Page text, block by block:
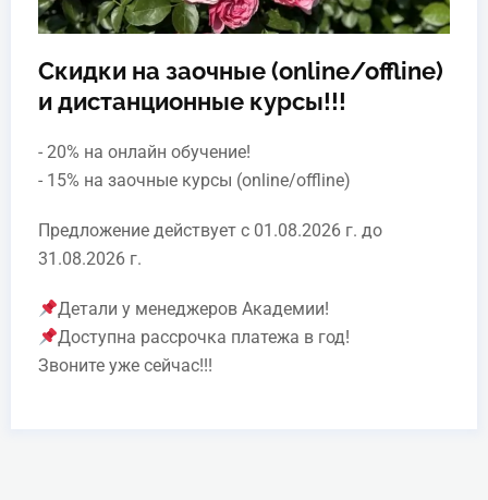
Скидки на заочные (online/offline)
и дистанционные курсы!!!
- 20% на онлайн обучение!
- 15% на заочные курсы (online/offline)
Предложение действует с 01.08.2026 г. до
31.08.2026 г.
Детали у менеджеров Академии!
Доступна рассрочка платежа в год!
Звоните уже сейчас!!!